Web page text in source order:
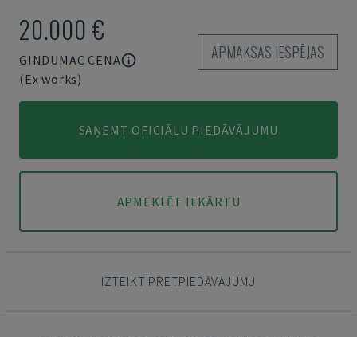
20.000 €
GINDUMAC CENA
(Ex works)
APMAKSAS IESPĒJAS
SAŅEMT OFICIĀLU PIEDĀVĀJUMU
APMEKLĒT IEKĀRTU
IZTEIKT PRETPIEDĀVĀJUMU